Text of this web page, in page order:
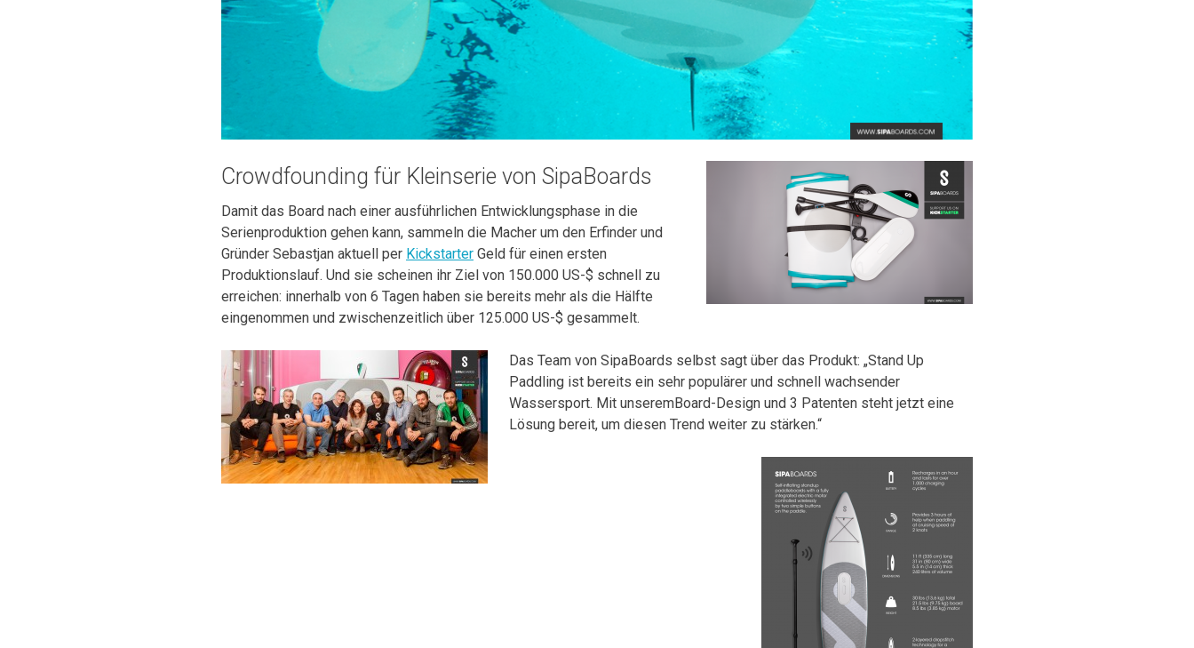
Crowdfounding für Kleinserie von SipaBoards
Damit das Board nach einer ausführlichen Entwicklungsphase in die
Serienproduktion gehen kann, sammeln die Macher um den Erfinder und
Gründer Sebastjan aktuell per Kickstarter Geld für einen ersten
Produktionslauf. Und sie scheinen ihr Ziel von 150.000 US-$ schnell zu
erreichen: innerhalb von 6 Tagen haben sie bereits mehr als die Hälfte
eingenommen und zwischenzeitlich über 125.000 US-$ gesammelt.
Das Team von SipaBoards selbst sagt über das Produkt: „Stand Up
Paddling ist bereits ein sehr populärer und schnell wachsender
Wassersport. Mit unseremBoard-Design und 3 Patenten steht jetzt eine
Lösung bereit, um diesen Trend weiter zu stärken.“